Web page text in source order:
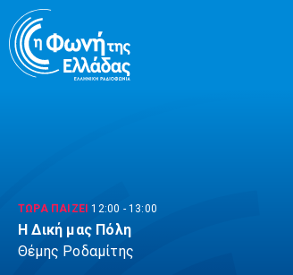
Μετάβαση
σε
περιεχόμενο
ΤΩΡΑ ΠΑΙΖΕΙ12:00 -13:00
Η Δική μας Πόλη
Θέμης Ροδαμίτης